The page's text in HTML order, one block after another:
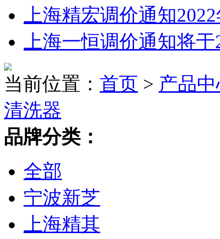
上海精宏调价通知
上海一恒调价通知将
当前位置： 首页 > 产品
清洗器
品牌分类：
全部
宁波新芝
上海精其